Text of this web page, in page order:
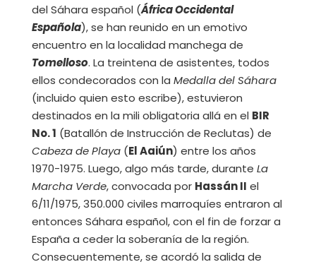
del Sáhara español (África Occidental
Española), se han reunido en un emotivo
encuentro en la localidad manchega de
Tomelloso. La treintena de asistentes, todos
ellos condecorados con la Medalla del Sáhara
(incluido quien esto escribe), estuvieron
destinados en la mili obligatoria allá en el BIR
No. 1 (Batallón de Instrucción de Reclutas) de
Cabeza de Playa(El Aaiún) entre los años
1970-1975. Luego, algo más tarde, durante La
Marcha Verde, convocada por Hassán II el
6/11/1975, 350.000 civiles marroquíes entraron al
entonces Sáhara español, con el fin de forzar a
España a ceder la soberanía de la región.
Consecuentemente, se acordó la salida de